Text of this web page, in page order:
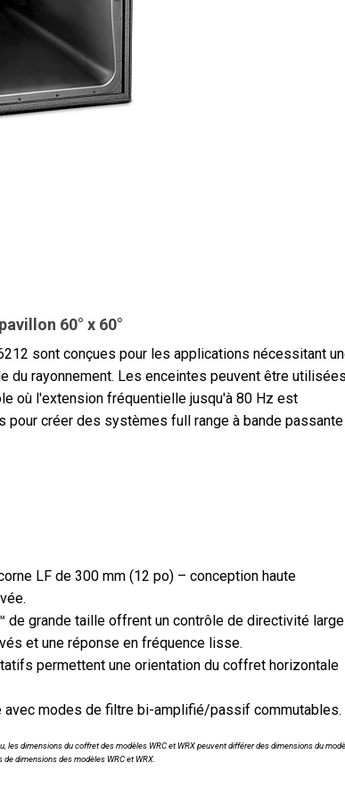
60° x 60°
sont conçues pour les applications nécessitant
du rayonnement. Les enceintes peuvent être utilisées
où l'extension fréquentielle jusqu'à 80 Hz est
créer des systèmes full range à bande passante
LF de 300 mm (12 po) – conception haute
grande taille offrent un contrôle de directivité large
et une réponse en fréquence lisse.
permettent une orientation du coffret horizontale
modes de filtre bi-amplifié/passif commutables.
dimensions du coffret des modèles WRC et WRX peuvent différer des dimensions du
dimensions des modèles WRC et WRX.